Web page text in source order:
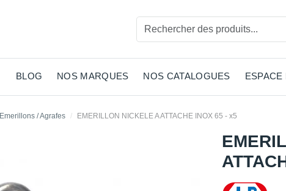
BLOG NOS MARQUES NOS CATALOGUES ESPACE
Emerillons / Agrafes EMERILLON NICKELE A ATTACHE INOX 65 - x5